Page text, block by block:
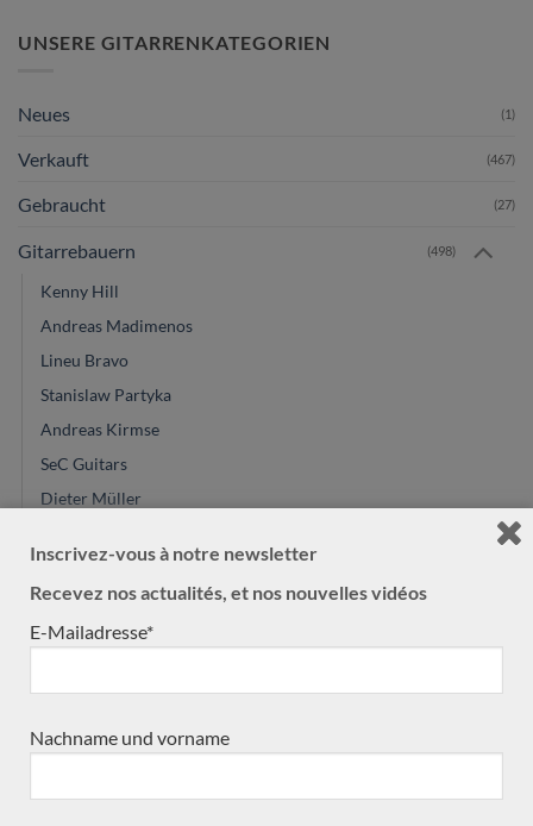
UNSERE GITARRENKATEGORIEN
Neues (1)
Verkauft (467)
Gebraucht (27)
Gitarrebauern (498)
Kenny Hill
Andreas Madimenos
Lineu Bravo
Stanislaw Partyka
Andreas Kirmse
SeC Guitars
Dieter Müller
Dennis Tolz
David Pelter
Felix Muller
Calros Gomes Valentim
Inscrivez-vous à notre newsletter
Recevez nos actualités, et nos nouvelles vidéos
E-Mailadresse*
Nachname und vorname